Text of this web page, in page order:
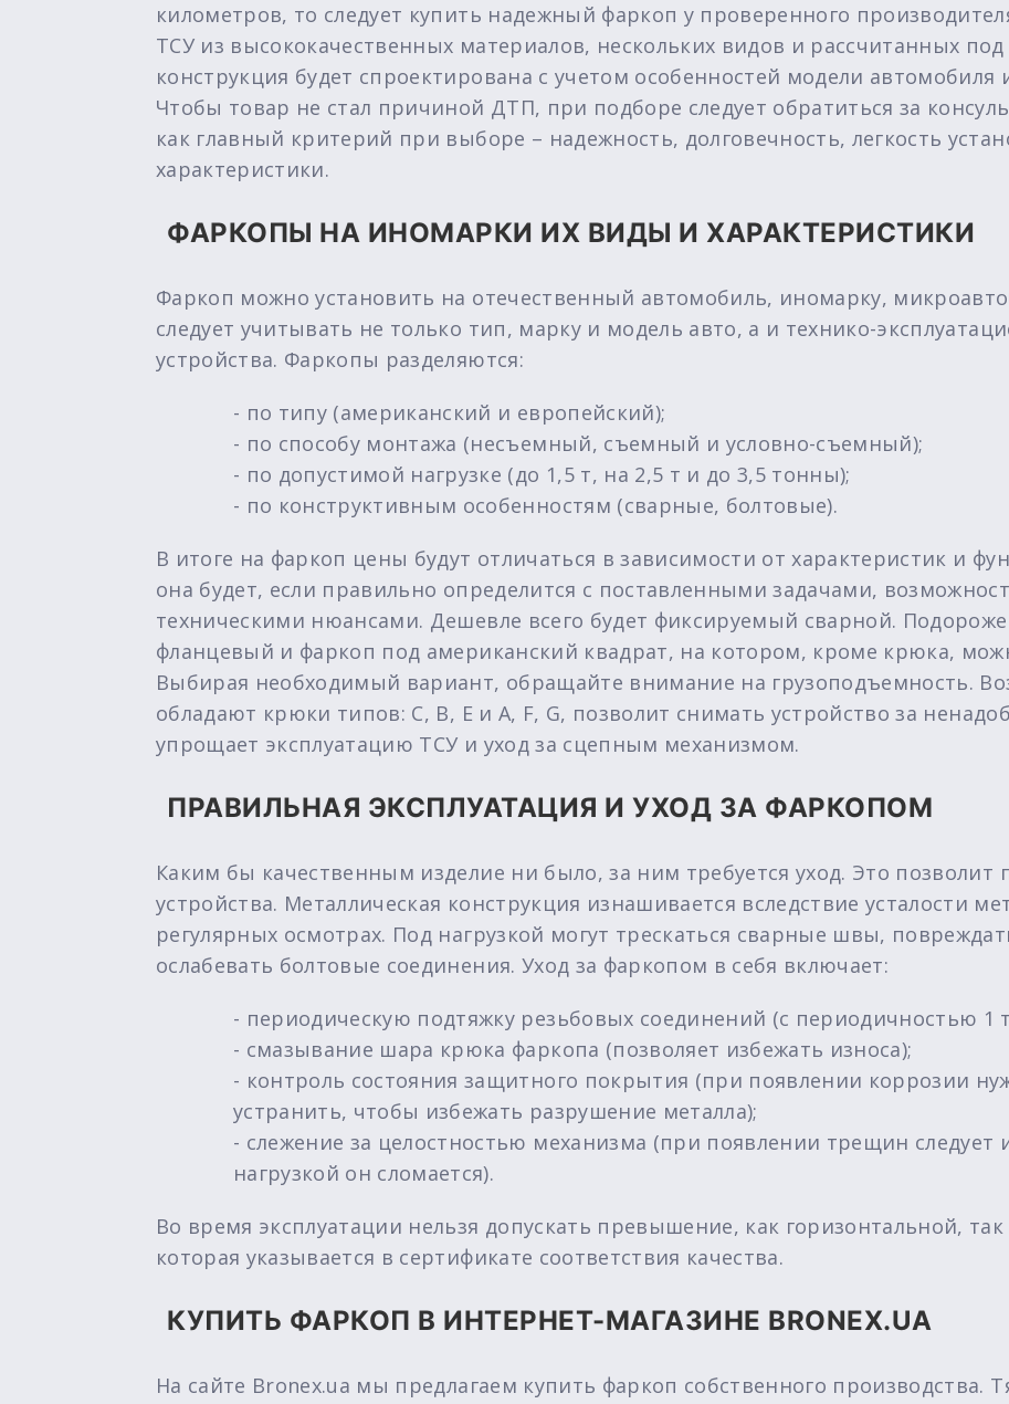
километров, то следует купить надежный фаркоп у проверенного
ТСУ из высококачественных материалов, нескольких видов и рассчитанных под
конструкция будет спроектирована с учетом особенностей модели автомобиля
Чтобы товар не стал причиной ДТП, при подборе следует обратиться за
как главный критерий при выборе – надежность, долговечность, легкость
характеристики.
ФАРКОПЫ НА ИНОМАРКИ ИХ ВИДЫ И ХАРАКТЕРИСТИКИ
Фаркоп можно установить на отечественный автомобиль, иномарку,
следует учитывать не только тип, марку и модель авто, а и технико-
устройства. Фаркопы разделяются:
- по типу (американский и европейский);
- по способу монтажа (несъемный, съемный и условно-съемный);
- по допустимой нагрузке (до 1,5 т, на 2,5 т и до 3,5 тонны);
- по конструктивным особенностям (сварные, болтовые).
В итоге на фаркоп цены будут отличаться в зависимости от характеристик и
она будет, если правильно определится с поставленными задачами,
техническими нюансами. Дешевле всего будет фиксируемый сварной.
фланцевый и фаркоп под американский квадрат, на котором, кроме крюка,
Выбирая необходимый вариант, обращайте внимание на грузоподъемность.
обладают крюки типов: C, B, E и A, F, G, позволит снимать устройство за
упрощает эксплуатацию ТСУ и уход за сцепным механизмом.
ПРАВИЛЬНАЯ ЭКСПЛУАТАЦИЯ И УХОД ЗА ФАРКОПОМ
Каким бы качественным изделие ни было, за ним требуется уход. Это позволит
устройства. Металлическая конструкция изнашивается вследствие усталости
регулярных осмотрах. Под нагрузкой могут трескаться сварные швы,
ослабевать болтовые соединения. Уход за фаркопом в себя включает:
- периодическую подтяжку резьбовых соединений (с периодичностью 1
- смазывание шара крюка фаркопа (позволяет избежать износа);
- контроль состояния защитного покрытия (при появлении коррозии
устранить, чтобы избежать разрушение металла);
- слежение за целостностью механизма (при появлении трещин следует
нагрузкой он сломается).
Во время эксплуатации нельзя допускать превышение, как горизонтальной,
которая указывается в сертификате соответствия качества.
КУПИТЬ ФАРКОП В ИНТЕРНЕТ-МАГАЗИНЕ BRONEX.UA
На сайте Bronex.ua мы предлагаем купить фаркоп собственного производства.